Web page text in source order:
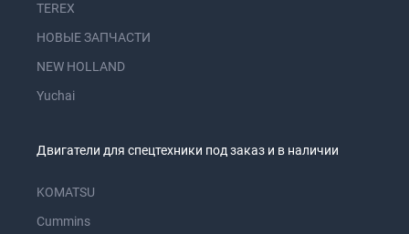
TEREX
НОВЫЕ ЗАПЧАСТИ
NEW HOLLAND
Yuchai
Двигатели для спецтехники под заказ и в наличии
KOMATSU
Cummins